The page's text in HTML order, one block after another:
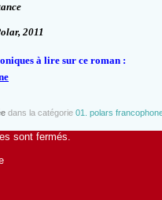
2011
à lire sur ce roman :
dans la catégorie 01. polars
sont fermés.